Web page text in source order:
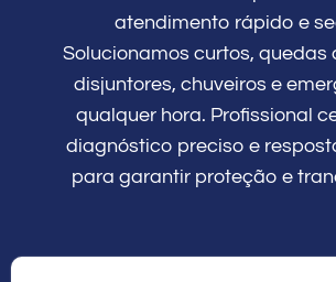
atendimento rápido e
Solucionamos curtos, quedas
disjuntores, chuveiros e
qualquer hora. Profissional
diagnóstico preciso e
para garantir proteção e